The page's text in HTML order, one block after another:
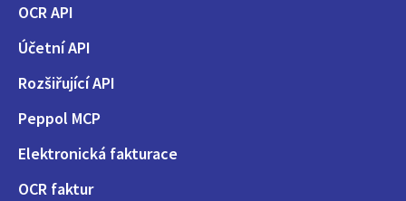
OCR API
Účetní API
Rozšiřující API
Peppol MCP
Elektronická fakturace
OCR faktur